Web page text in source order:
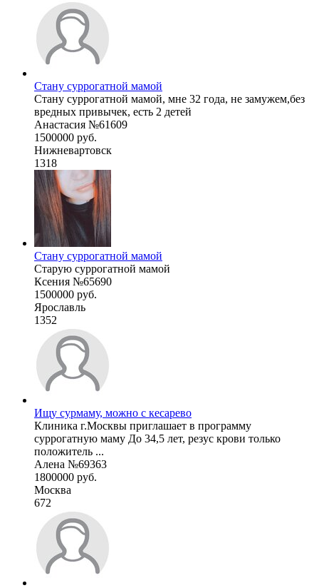
Стану суррогатной мамой
Стану суррогатной мамой, мне 32 года, не замужем,без
вредных привычек, есть 2 детей
Анастасия №61609
1500000 руб.
Нижневартовск
1318
Стану суррогатной мамой
Старую суррогатной мамой
Ксения №65690
1500000 руб.
Ярославль
1352
Ищу сурмаму, можно с кесарево
Клиника г.Москвы приглашает в программу
суррогатную маму До 34,5 лет, резус крови только
положитель ...
Алена №69363
1800000 руб.
Москва
672